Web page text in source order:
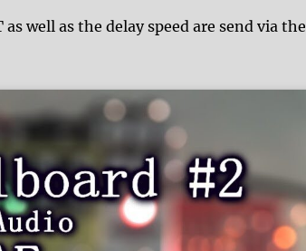
well as the delay speed are send via the